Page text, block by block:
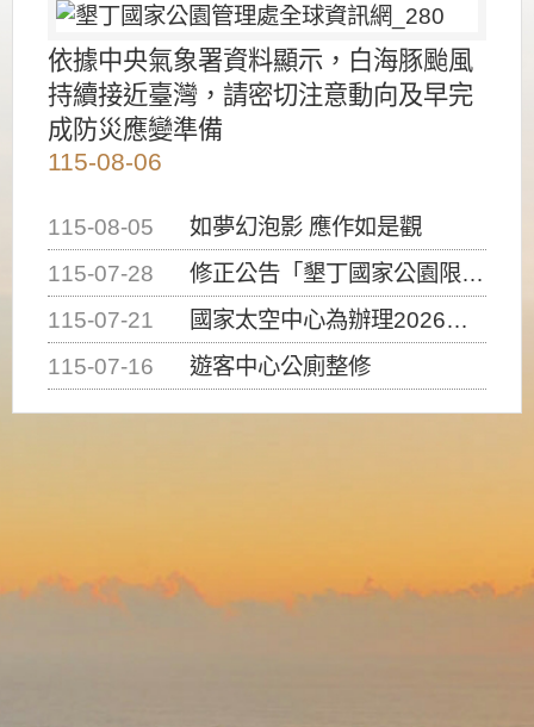
依據中央氣象署資料顯示，白海豚颱風
持續接近臺灣，請密切注意動向及早完
成防災應變準備
115-08-06
115-08-05
如夢幻泡影 應作如是觀
115-07-28
修正公告「墾丁國家公園限制水域遊憩活動之種類、範圍、時間及行為」，自即日生效。
115-07-21
國家太空中心為辦理2026台灣盃火箭競賽，陸、海、空域警戒及協調相關事宜，因颱風備案事宜
115-07-16
遊客中心公廁整修